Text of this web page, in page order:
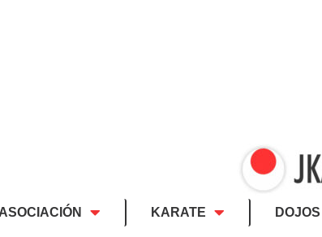
ASOCIACIÓN KARATE DOJOS